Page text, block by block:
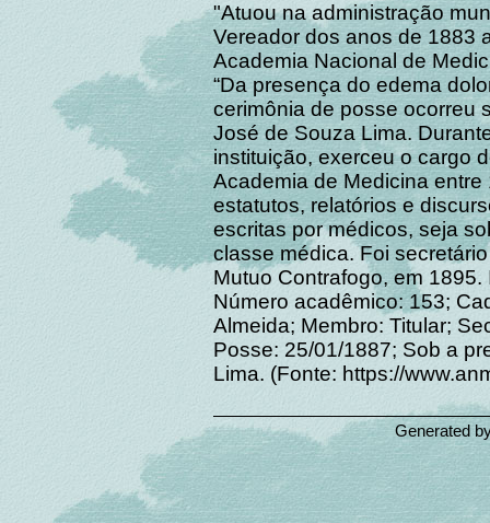
"Atuou na administração
Vereador dos anos de 1883
Academia Nacional de
“Da presença do edema
cerimônia de posse ocorreu
José de Souza Lima.
instituição, exerceu o cargo
Academia de Medicina
estatutos, relatórios e
escritas por médicos, seja
classe médica. Foi
Mutuo Contrafogo, em
Número acadêmico: 153;
Almeida; Membro: Titular;
Posse: 25/01/1887; Sob a
Lima. (Fonte: https://
Generated